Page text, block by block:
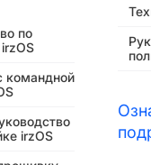
по
командной
irzOS